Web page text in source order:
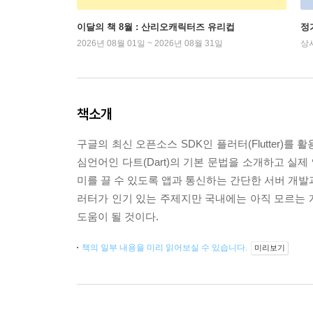
이달의 책 8월 : 산리오캐릭터즈 유리컵
2026년 08월 01일 ~ 2026년 08월 31일
정
상
책소개
구글의 최신 오픈소스 SDK인 플러터(Flutter)를
심언어인 다트(Dart)의 기본 문법을 소개하고 실
미를 끌 수 있도록 앱과 통신하는 간단한 서버 개
러터가 인기 있는 주제지만 국내에는 아직 모르
도움이 될 것이다.
책의 일부 내용을 미리 읽어보실 수 있습니다. 미리보기